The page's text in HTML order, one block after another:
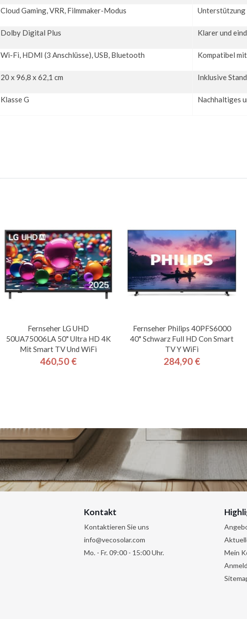
Cloud Gaming, VRR, Filmmaker-Modus Unterstützung
Dolby Digital Plus Klarer und
Wi-Fi, HDMI (3 Anschlüsse), USB, Bluetooth Kompatibel
20 x 96,8 x 62,1 cm Inklusive
Klasse G Nachhaltiges
Fernseher LG UHD
50UA75006LA 50" Ultra HD 4K
Mit Smart TV Und WiFi
Preis
460,50 €
Fernseher Philips 40PFS6000
40" Schwarz Full HD Con Smart
TV Y WiFi
Preis
284,90 €
Kontakt
Kontaktieren Sie uns
info@vecosolar.com
Mo. - Fr. 09:00 - 15:00 Uhr.
Mein